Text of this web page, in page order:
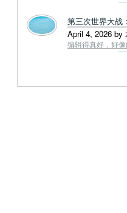
第三次世界大战
April 4, 2026 by
编辑得真好，好像